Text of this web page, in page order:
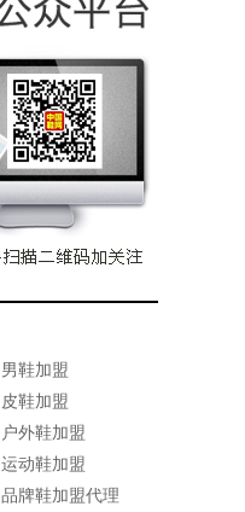
男鞋加盟
皮鞋加盟
户外鞋加盟
运动鞋加盟
品牌鞋加盟代理